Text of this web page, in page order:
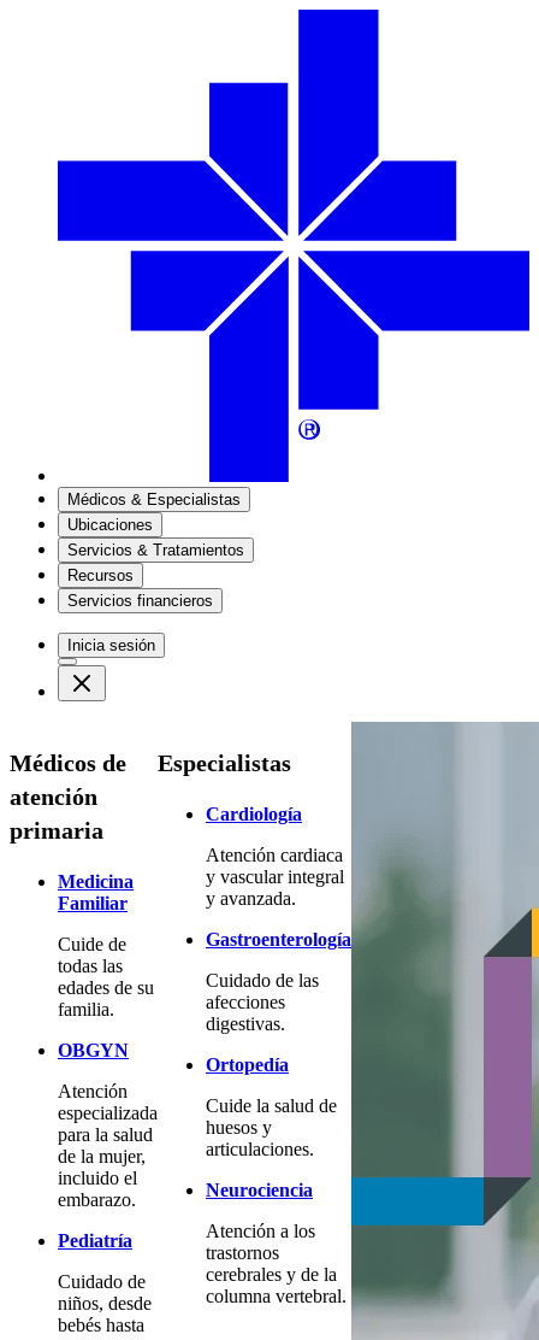
Médicos & Especialistas
Ubicaciones
Servicios & Tratamientos
Recursos
Servicios financieros
Inicia sesión
Médicos de
atención
primaria
Medicina
Familiar
Cuide de
todas las
edades de su
familia.
OBGYN
Atención
especializada
para la salud
de la mujer,
incluido el
embarazo.
Pediatría
Cuidado de
niños, desde
bebés hasta
Especialistas
Cardiología
Atención cardiaca
y vascular integral
y avanzada.
Gastroenterología
Cuidado de las
afecciones
digestivas.
Ortopedía
Cuide la salud de
huesos y
articulaciones.
Neurociencia
Atención a los
trastornos
cerebrales y de la
columna vertebral.